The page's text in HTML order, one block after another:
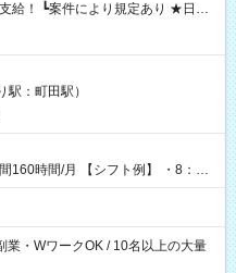
その日に現金GET♪ お仕事後はコ
ます！ 【試用期間】試
：町田駅）
フト例】 ・8：00
業・WワークOK / 10名以上の大量